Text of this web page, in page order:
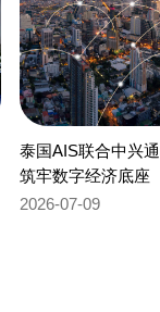
泰国AIS联合中兴
筑牢数字经济底座
2026-07-09